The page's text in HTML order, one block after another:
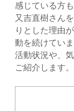
感じている方
又吉直樹さん
りとした理由
動を続けてい
活動状況や、
ご紹介します。